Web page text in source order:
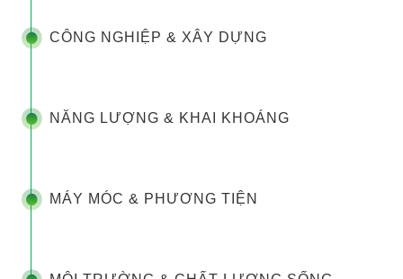
CÔNG NGHIỆP & XÂY DỰNG
NĂNG LƯỢNG & KHAI KHOÁNG
MÁY MÓC & PHƯƠNG TIỆN